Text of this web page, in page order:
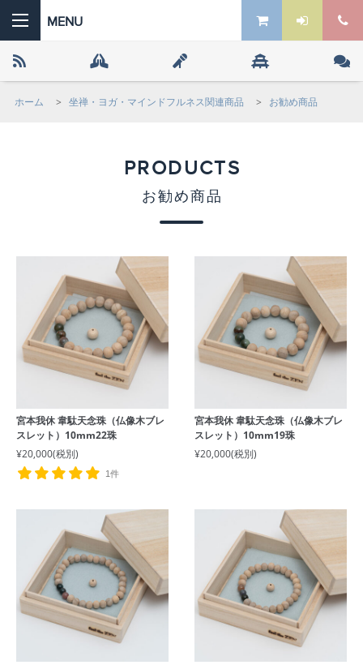
ホーム > 坐禅・ヨガ・マインドフルネス関連商品 > お勧め商品
PRODUCTS
お勧め商品
宮本我休 韋駄天念珠（仏像木ブレ
スレット）10mm22珠
¥20,000(税別)
1件
宮本我休 韋駄天念珠（仏像木ブレ
スレット）10mm19珠
¥20,000(税別)